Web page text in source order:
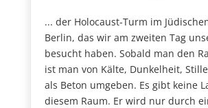
... der Holocaust-Turm im
Berlin, das wir am zweiten Tag
besucht haben. Sobald man den
ist man von Kälte, Dunkelheit,
als Beton umgeben. Es gibt keine
diesem Raum. Er wird nur durch